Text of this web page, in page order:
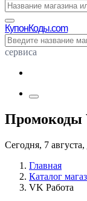
КупонКоды.com
сервиса
Промокоды
Сегодня, 7
Главная
Каталог
VK Работа